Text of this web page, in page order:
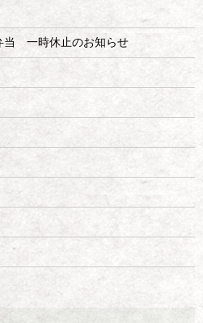
当 一時休止のお知らせ